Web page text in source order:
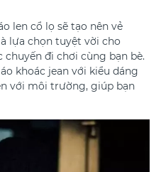
len cổ lọ sẽ tạo nên vẻ
lựa chọn tuyệt vời cho
đi chơi cùng bạn bè.
khoác jean với kiểu dáng
với môi trường, giúp bạn